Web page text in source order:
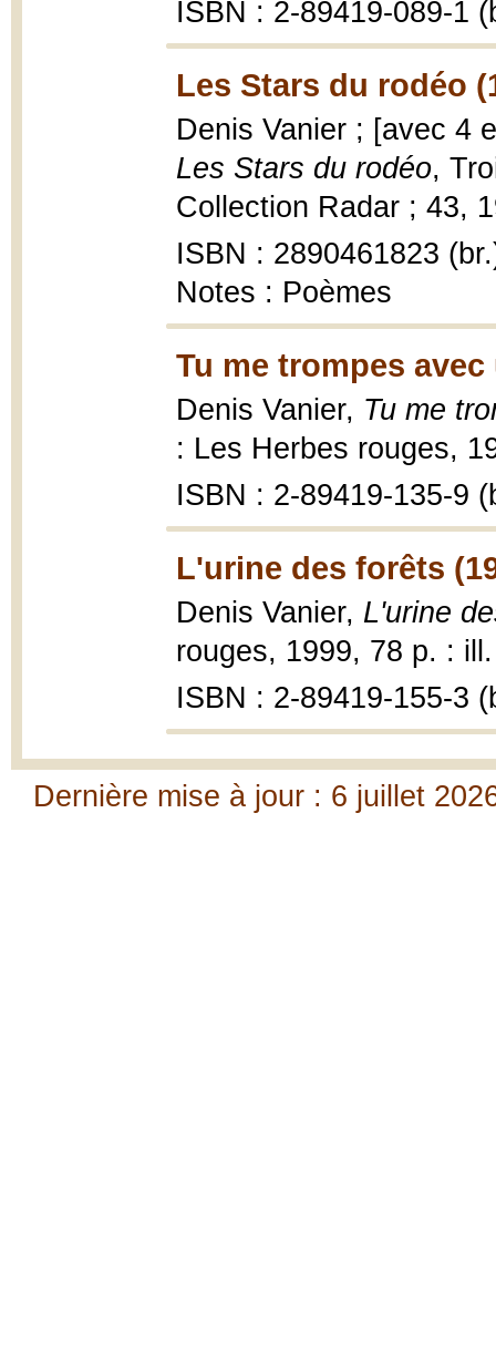
ISBN : 2-89419-089-1
Les Stars du rodéo
Denis Vanier ; [avec 4
Les Stars du rodéo,
Collection Radar ; 43,
ISBN : 2890461823
Notes : Poèmes
Tu me trompes
Denis Vanier, Tu me
: Les Herbes rouges,
ISBN : 2-89419-135-9
L'urine des forêts
Denis Vanier, L'urine
rouges, 1999, 78 p. :
ISBN : 2-89419-155-3
Dernière mise à jour : 6 juillet